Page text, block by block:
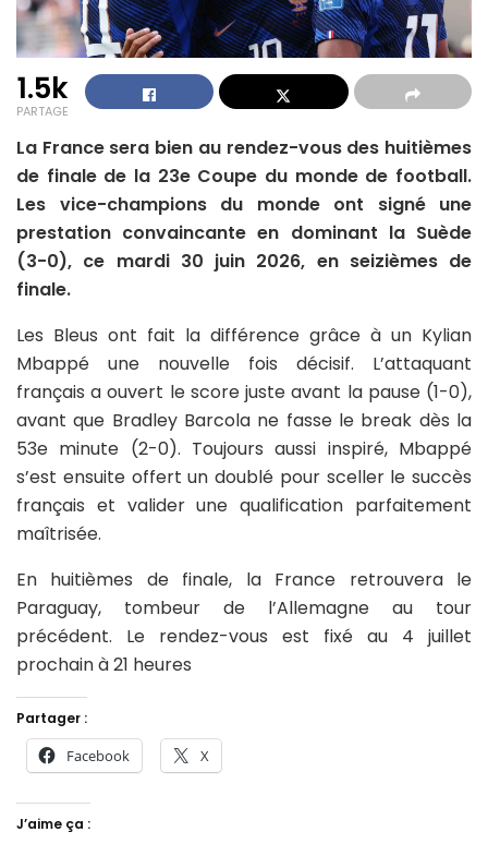
1.5k
PARTAGE
La France sera bien au rendez-vous des huitièmes
de finale de la 23e Coupe du monde de football.
Les vice-champions du monde ont signé une
prestation convaincante en dominant la Suède
(3-0), ce mardi 30 juin 2026, en seizièmes de
finale.
Les Bleus ont fait la différence grâce à un Kylian
Mbappé une nouvelle fois décisif. L’attaquant
français a ouvert le score juste avant la pause (1-0),
avant que Bradley Barcola ne fasse le break dès la
53e minute (2-0). Toujours aussi inspiré, Mbappé
s’est ensuite offert un doublé pour sceller le succès
français et valider une qualification parfaitement
maîtrisée.
En huitièmes de finale, la France retrouvera le
Paraguay, tombeur de l’Allemagne au tour
précédent. Le rendez-vous est fixé au 4 juillet
prochain à 21 heures
Partager :
Facebook X
J’aime ça :